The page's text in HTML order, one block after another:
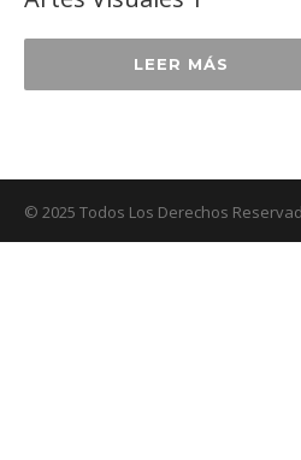
LEER MÁS
© 2025 Todos Los Derechos